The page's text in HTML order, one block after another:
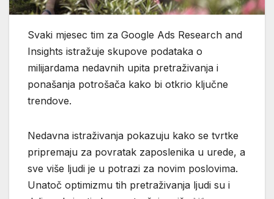
Svaki mjesec tim za Google Ads Research and
Insights istražuje skupove podataka o
milijardama nedavnih upita pretraživanja i
ponašanja potrošača kako bi otkrio ključne
trendove.
Nedavna istraživanja pokazuju kako se tvrtke
pripremaju za povratak zaposlenika u urede, a
sve više ljudi je u potrazi za novim poslovima.
Unatoč optimizmu tih pretraživanja ljudi su i